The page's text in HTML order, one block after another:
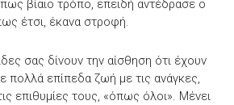
βίαιο τρόπο, επειδή αντέδρασε ο
έτσι, έκανα στροφή.
σας δίνουν την αίσθηση ότι έχουν
πολλά επίπεδα ζωή με τις ανάγκες,
επιθυμίες τους, «όπως όλοι». Μένει